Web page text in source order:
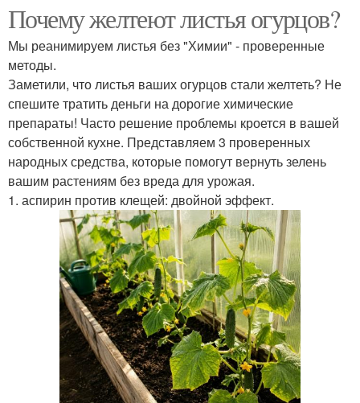
Почему желтеют листья огурцов?
Мы реанимируем листья без "Химии" - проверенные
методы.
Заметили, что листья ваших огурцов стали желтеть? Не
спешите тратить деньги на дорогие химические
препараты! Часто решение проблемы кроется в вашей
собственной кухне. Представляем 3 проверенных
народных средства, которые помогут вернуть зелень
вашим растениям без вреда для урожая.
1. аспирин против клещей: двойной эффект.